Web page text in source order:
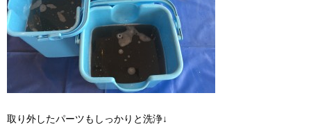
取り外したパーツもしっかりと洗浄↓